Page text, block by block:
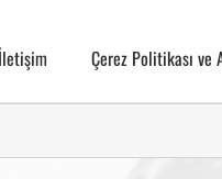
Çerez Politikası ve